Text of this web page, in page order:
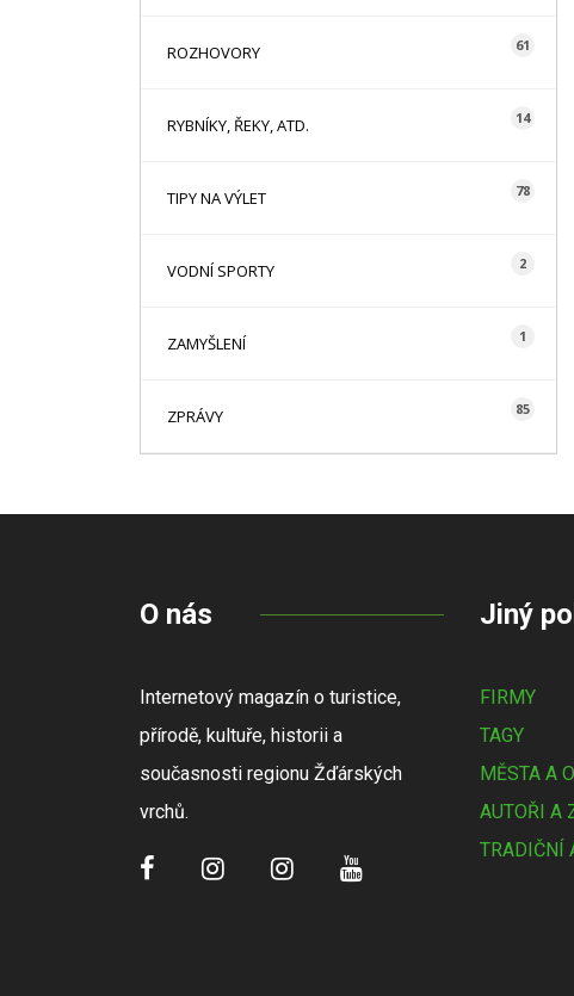
ROZHOVORY 61
RYBNÍKY, ŘEKY, ATD. 14
TIPY NA VÝLET 78
VODNÍ SPORTY 2
ZAMYŠLENÍ 1
ZPRÁVY 85
O nás
Internetový magazín o turistice,
přírodě, kultuře, historii a
současnosti regionu Žďárských
vrchů.
Jiný
FIRMY
TAGY
MĚSTA A
AUTOŘI A
TRADIČNÍ